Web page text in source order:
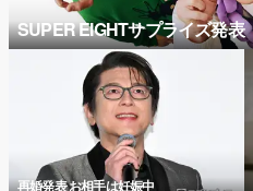
SUPER EIGHTサプライズ発表
再婚発表 お相手は妊娠中